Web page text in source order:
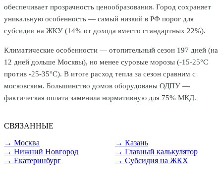
обеспечивает прозрачность ценообразования. Город сохраняет
уникальную особенность — самый низкий в РФ порог для
субсидии на ЖКУ (14% от дохода вместо стандартных 22%).
Климатические особенности — отопительный сезон 197 дней (на
12 дней дольше Москвы), но менее суровые морозы (-15-25°C
против -25-35°C). В итоге расход тепла за сезон сравним с
московским. Большинство домов оборудованы ОДПУ —
фактическая оплата заменила нормативную для 75% МКД.
СВЯЗАННЫЕ
→ Москва
→ Нижний Новгород
→ Екатеринбург
→ Казань
→ Главный калькулятор
→ Субсидия на ЖКХ